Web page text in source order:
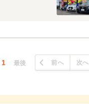
1 最後 前へ 次へ